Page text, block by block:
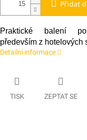
Přidat
Praktické balení
především z hotelových
Detailní informace
TISK ZEPTAT SE